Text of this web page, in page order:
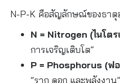
🌱 แหล่งโพแทส
ตารางสรุป N-P-K แบ
ปุ๋ย N-P-K คืออะไร?
วิธีเลือกใช้ปุ๋ย N-P-K
🌱 ระยะต้น (เน้
N-P-K คือสัญลักษณ์ของธา
N = Nitrogen (ไนโตร
การเจริญเติบโต”
P = Phosphorus (ฟ
“ราก ดอก และพลังงาน”